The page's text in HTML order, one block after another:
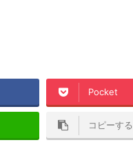
Pocket
コピーする